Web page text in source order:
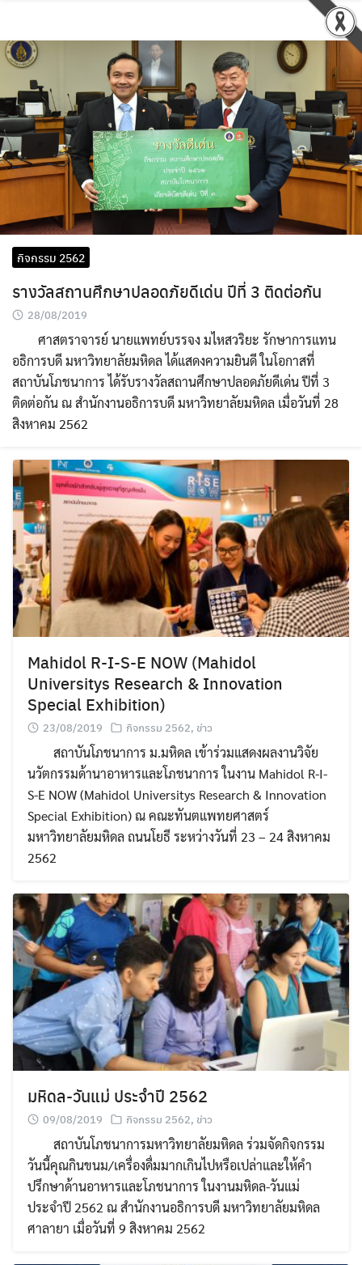
กิจกรรม 2562
รางวัลสถานศึกษาปลอดภัยดีเด่น ปีที่ 3 ติดต่อกัน
28/08/2019
ศาสตราจารย์ นายแพทย์บรรจง มไหสวริยะ รักษาการแทน
อธิการบดี มหาวิทยาลัยมหิดล ได้แสดงความยินดี ในโอกาสที่
สถาบันโภชนาการ ได้รับรางวัลสถานศึกษาปลอดภัยดีเด่น ปีที่ 3
ติดต่อกัน ณ สำนักงานอธิการบดี มหาวิทยาลัยมหิดล เมื่อวันที่ 28
สิงหาคม 2562
Mahidol R-I-S-E NOW (Mahidol
Universitys Research & Innovation
Special Exhibition)
23/08/2019 กิจกรรม 2562, ข่าว
สถาบันโภชนาการ ม.มหิดล เข้าร่วมแสดงผลงานวิจัย
นวัตกรรมด้านาอาหารและโภชนาการ ในงาน Mahidol R-I-
S-E NOW (Mahidol Universitys Research & Innovation
Special Exhibition) ณ คณะทันตแพทยศาสตร์
มหาวิทยาลัยมหิดล ถนนโยธี ระหว่างวันที่ 23 – 24 สิงหาคม
2562
มหิดล-วันแม่ ประจำปี 2562
09/08/2019 กิจกรรม 2562, ข่าว
สถาบันโภชนาการมหาวิทยาลัยมหิดล ร่วมจัดกิจกรรม
วันนี้คุณกินขนม/เครื่องดื่มมากเกินไปหรือเปล่าและให้คำ
ปรึกษาด้านอาหารและโภชนาการ ในงานมหิดล-วันแม่
ประจำปี 2562 ณ สำนักงานอธิการบดี มหาวิทยาลัยมหิดล
ศาลายา เมื่อวันที่ 9 สิงหาคม 2562